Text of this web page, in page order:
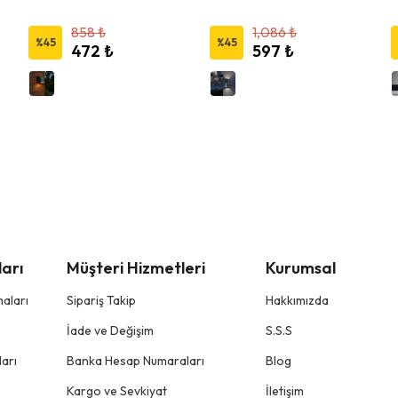
%45
858 ₺
472 ₺ %45
1,086 ₺
597 ₺
Müşteri Hizmetleri
Sipariş Takip
İade ve Değişim
Banka Hesap Numaraları
Kargo ve Sevkiyat
Kurumsal
Hakkımızda
S.S.S
Blog
İletişim